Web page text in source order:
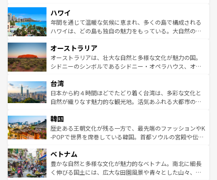
ば市内交通費無料で観光を楽しむこともできる。 なお、新
着のスイス情報はコンテンツ一覧 を参照してほしい。
のような巨大都市は、観光、ショッピング、エンターテイ
ンメントが詰まった刺激的なスポットだ。一方、アメリカ
西部には大自然が広がり、グランドキャニオンやイエロー
部のニューオーリンズでは、音楽と美食が融合した独特の
文化が魅力。旅行者はアメリカの各地域で異なる魅力を楽
しみながら、その多様性と豊かな歴史を感じることができ
ならではの贅沢な旅のスタイルだ。 なお、新着のアメリカ
情報はコンテンツ一覧を参照してほしい。
ハワイ
年間を通じて温暖な気候に恵まれ、多くの島で構成される
ハワイは、どの島も独自の魅力をもっている。大自然の神
ワイ島は見逃せない。また、定番の観光地といえばオアフ
島だが、静かな自然を求めるならマウイ島やカウアイ島が
おすすめ。エメラルドグリーンに輝く海をはじめ、豊かな
れるおもてなしの心で訪れる人々を迎えてくれるハワイの
人々、おいしいローカルフードやハワイアンミュージッ
ク、伝統的なフラダンスなど、すべてがハワイの魅力を彩
ワイを、存分に味わってほしい。 なお、新着のハワイ情報
はコンテンツ一覧を参照してほしい。
オーストラリア
オーストラリアは、壮大な自然と多様な文化が魅力の国。
シドニーのシンボルであるシドニー・オペラハウス、オー
リアリーフや大陸中央部にそびえるウルル（エアーズロッ
ク）、タスマニアの美しい原生林やケアンズの熱帯雨林な
ど、見どころがたくさん。また、カフェやワイン、オージ
いる。アクティビティも充実しており、サーフィンやダイ
ビング、ハイキングなど、アウトドア好きにはたまらな
い。オーストラリアの多彩な魅力を存分に味わいつくそ
参照してほしい。
台湾
日本から約４時間ほどでたどり着く台湾は、多彩な文化と
自然が織りなす魅力的な観光地。活気あふれる大都市の台
ン）、静ひつな山岳地帯である台湾東部など、都市の喧騒
と山間の静けさが共存しており、訪れる人に新しい発見と
驚きをもたらしてくれる。また、奥深い台湾の食文化も魅
容にもいいと評判のスイーツなど、バラエティ豊かな料理
が味わえる。 なお、新着の台湾情報は コンテンツ一覧を参
照してほしい。
韓国
歴史ある王朝文化が残る一方で、最先端のファッションやK
-POPで世界を席巻している韓国。首都ソウルの宮殿や伝統
き、地方に足を延ばせば四季折々の自然美を楽しむことが
できる。そして、キムチや焼肉、絶品のストリートフード
まで、さまざまな韓国料理が待っている。夜には、韓国な
ベトナム
豊かな自然と多様な文化が魅力的なベトナム。南北に細長
く伸びる国土には、広大な田園風景や青々とした山々、世